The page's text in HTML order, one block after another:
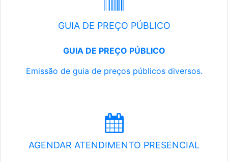
GUIA DE PREÇO PÚBLICO
GUIA DE PREÇO PÚBLICO
Emissão de guia de preços públicos diversos.
AGENDAR ATENDIMENTO PRESENCIAL